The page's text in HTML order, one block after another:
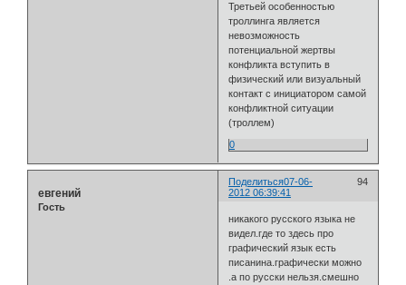
Третьей особенностью
троллинга является
невозможность
потенциальной жертвы
конфликта вступить в
физический или визуальный
контакт с инициатором самой
конфликтной ситуации
(троллем)
0
Поделиться 94
07-06-
2012 06:39:41
евгений
Гость
никакого русского языка не
видел.где то здесь про
графический язык есть
писанина.графически можно
.а по русски нельзя.смешно